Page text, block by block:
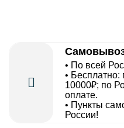
• По всей
• Бесплатно:
10000₽; по
оплате.
• Пункты
России!